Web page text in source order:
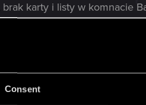
Consent
karty i listy w komnacie
z gry
Witcher 3